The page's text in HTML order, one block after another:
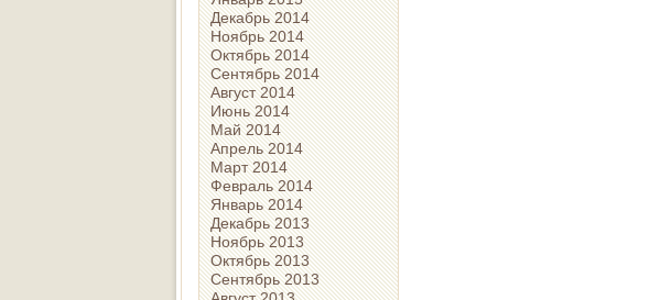
Декабрь 2014
Ноябрь 2014
Октябрь 2014
Сентябрь 2014
Август 2014
Июнь 2014
Май 2014
Апрель 2014
Март 2014
Февраль 2014
Январь 2014
Декабрь 2013
Ноябрь 2013
Октябрь 2013
Сентябрь 2013